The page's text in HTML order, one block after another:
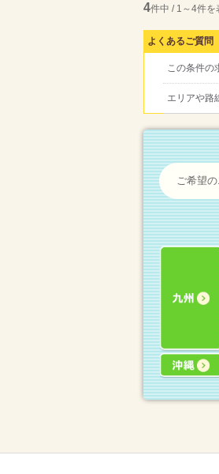
4件中 / 1～4件を
よくあるご質問
この条件の
エリアや路
ご希望